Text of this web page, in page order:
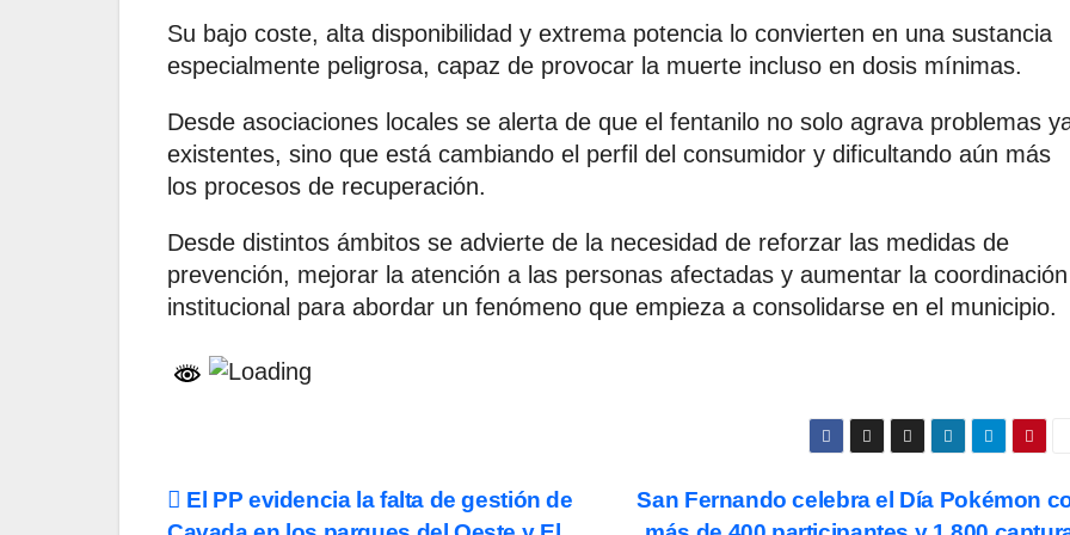
Su bajo coste, alta disponibilidad y extrema potencia lo convierten en una sustancia
especialmente peligrosa, capaz de provocar la muerte incluso en dosis mínimas.
Desde asociaciones locales se alerta de que el fentanilo no solo agrava problemas
existentes, sino que está cambiando el perfil del consumidor y dificultando aún más
los procesos de recuperación.
Desde distintos ámbitos se advierte de la necesidad de reforzar las medidas de
prevención, mejorar la atención a las personas afectadas y aumentar la coordinación
institucional para abordar un fenómeno que empieza a consolidarse en el municipio.
Navegación
San Fernando celebra el Día Pokémon
El PP evidencia la falta de gestión de